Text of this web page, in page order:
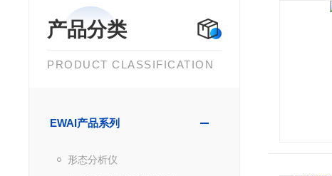
产品分类
PRODUCT CLASSIFICATION
EWAI产品系列
形态分析仪